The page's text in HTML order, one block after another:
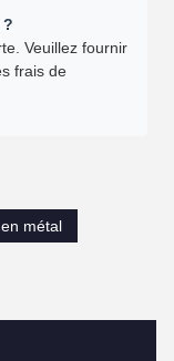
Veuillez fournir
frais de
métal